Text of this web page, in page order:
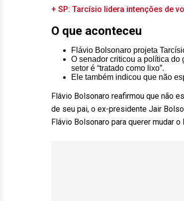
+ SP: Tarcísio lidera intenções de
O que aconteceu
Flávio Bolsonaro projeta
O senador criticou a política do
setor é “tratado como lixo”.
Ele também indicou que não
Flávio Bolsonaro reafirmou que não
de seu pai, o ex-presidente Jair
Flávio Bolsonaro para querer mudar